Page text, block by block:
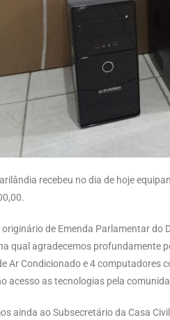
recebeu no dia de hoje
originário de Emenda Parlamentar do
qual agradecemos profundamente
Ar Condicionado e 4 computadores
acesso as tecnologias pela
ainda ao Subsecretário da Casa